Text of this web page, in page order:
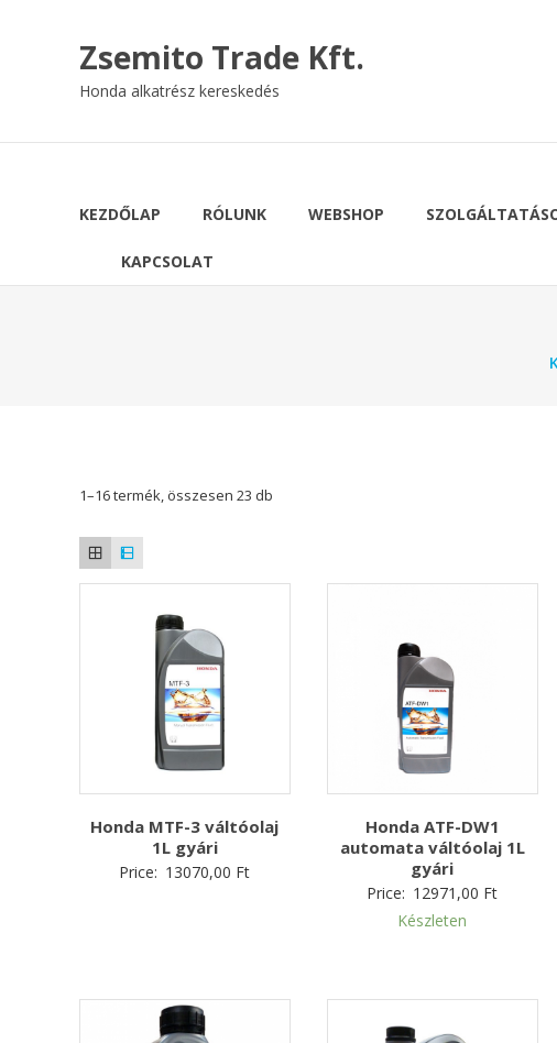
Zsemito Trade Kft.
Honda alkatrész kereskedés
KEZDŐLAP RÓLUNK WEBSHOP
KAPCSOLAT
1–16 termék, összesen 23 db
Honda MTF-3 váltóolaj
1L gyári
Price: 13070,00 Ft
Honda ATF-DW1
automata váltóolaj 1L
gyári
Price: 12971,00 Ft
Készleten